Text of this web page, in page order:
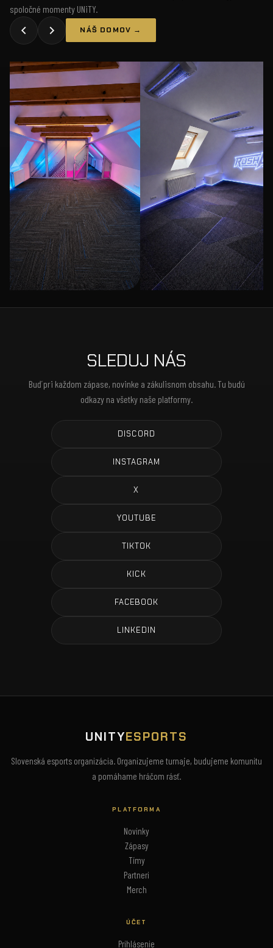
spoločné momenty UNiTY.
NÁŠ DOMOV →
SLEDUJ NÁS
Buď pri každom zápase, novinke a zákulisnom obsahu. Tu budú
odkazy na všetky naše platformy.
DISCORD
INSTAGRAM
X
YOUTUBE
TIKTOK
KICK
FACEBOOK
LINKEDIN
UNITYESPORTS
Slovenská esports organizácia. Organizujeme turnaje, budujeme komunitu
a pomáhame hráčom rásť.
PLATFORMA
Novinky
Zápasy
Tímy
Partneri
Merch
ÚČET
Prihlásenie